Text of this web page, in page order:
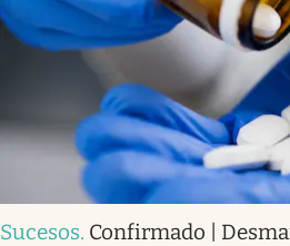
Sucesos. Confirmado |